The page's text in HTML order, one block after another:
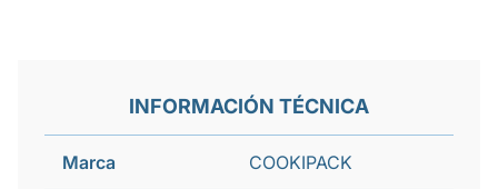
INFORMACIÓN TÉCNICA
Marca COOKIPACK